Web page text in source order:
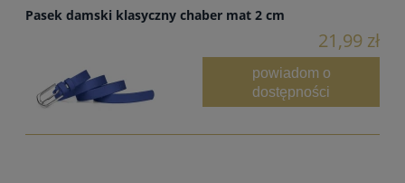
Pasek damski klasyczny chaber mat 2 cm
21,99 zł
powiadom o
dostępności